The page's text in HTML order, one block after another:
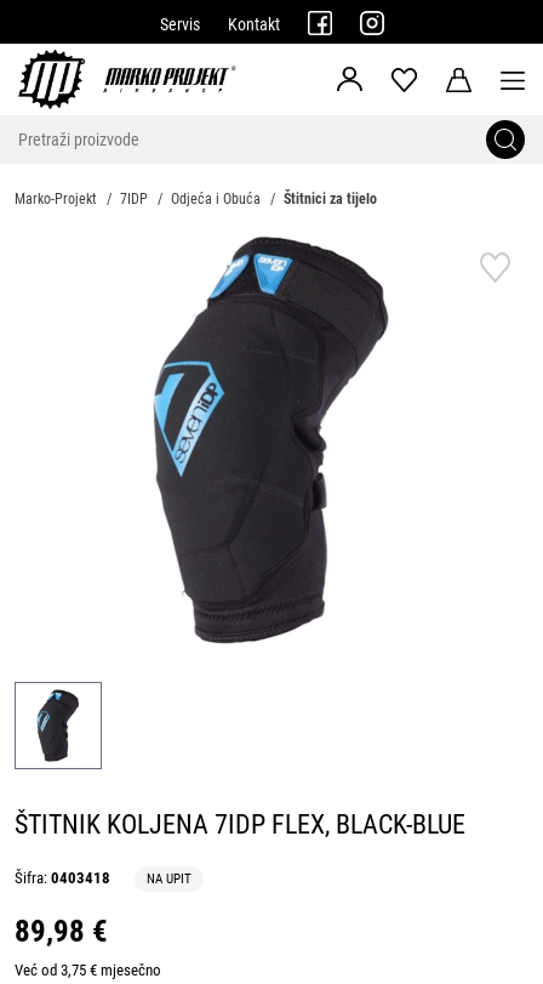
Servis Kontakt
Marko-Projekt 7IDP Odjeća i Obuća Štitnici za tijelo
ŠTITNIK KOLJENA 7IDP FLEX, BLACK-BLUE
Šifra: 0403418 NA UPIT
89,98 €
Već od 3,75 € mjesečno